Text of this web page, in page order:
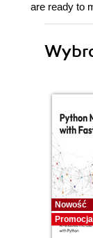
are ready to
Nowość
Promocja